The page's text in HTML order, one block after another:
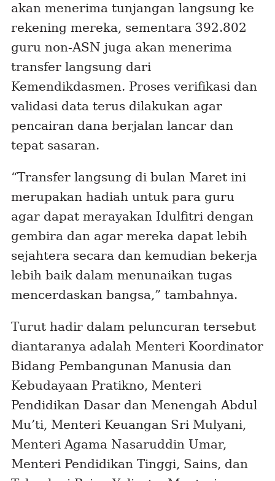
akan menerima tunjangan langsung ke
rekening mereka, sementara 392.802
guru non-ASN juga akan menerima
transfer langsung dari
Kemendikdasmen. Proses verifikasi dan
validasi data terus dilakukan agar
pencairan dana berjalan lancar dan
tepat sasaran.
“Transfer langsung di bulan Maret ini
merupakan hadiah untuk para guru
agar dapat merayakan Idulfitri dengan
gembira dan agar mereka dapat lebih
sejahtera secara dan kemudian bekerja
lebih baik dalam menunaikan tugas
mencerdaskan bangsa,” tambahnya.
Turut hadir dalam peluncuran tersebut
diantaranya adalah Menteri Koordinator
Bidang Pembangunan Manusia dan
Kebudayaan Pratikno, Menteri
Pendidikan Dasar dan Menengah Abdul
Mu’ti, Menteri Keuangan Sri Mulyani,
Menteri Agama Nasaruddin Umar,
Menteri Pendidikan Tinggi, Sains, dan